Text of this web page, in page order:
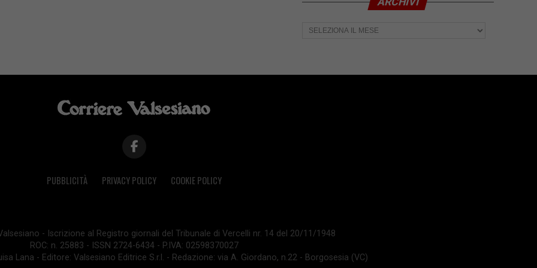
Archivi
PUBBLICITÀ PRIVACY POLICY COOKIE POLICY
- Iscrizione al Registro giornali del Tribunale di Vercelli nr. 14 del 20/11/1948
ROC: n. 25883 - ISSN 2724-6434 - P.IVA: 02598370027
Lana - Editore: Valsesiano Editrice S.r.l. - Redazione: via A. Giordano, n.22 - Borgosesia (VC)